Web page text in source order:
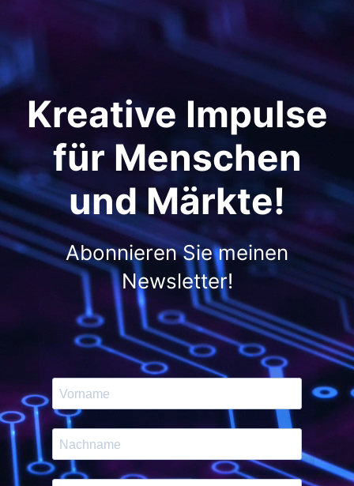
Kreative Impulse
für Menschen
und Märkte!
Abonnieren Sie meinen
Newsletter!